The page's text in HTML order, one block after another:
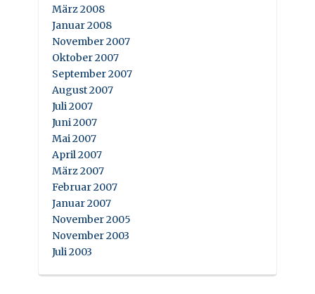
März 2008
Januar 2008
November 2007
Oktober 2007
September 2007
August 2007
Juli 2007
Juni 2007
Mai 2007
April 2007
März 2007
Februar 2007
Januar 2007
November 2005
November 2003
Juli 2003